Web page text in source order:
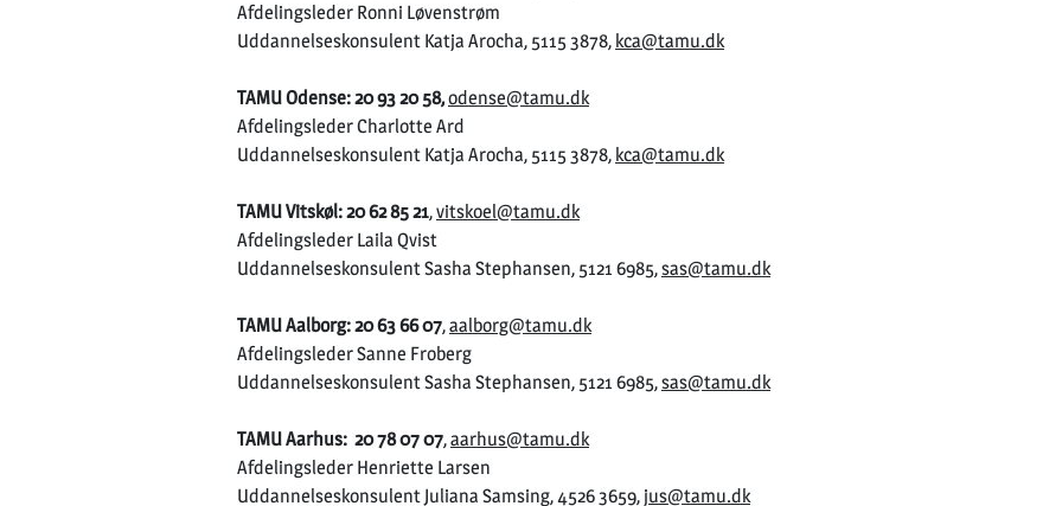
Afdelingsleder Ronni Løvenstrøm
Uddannelseskonsulent Katja Arocha, 5115 3878, kca@tamu.dk
TAMU Odense: 20 93 20 58,odense@tamu.dk
Afdelingsleder Charlotte Ard
Uddannelseskonsulent Katja Arocha, 5115 3878, kca@tamu.dk
TAMU Vitskøl: 20 62 85 21,vitskoel@tamu.dk
Afdelingsleder Laila Qvist
Uddannelseskonsulent Sasha Stephansen, 5121 6985,sas@tamu.dk
TAMU Aalborg: 20 63 66 07,aalborg@tamu.dk
Afdelingsleder Sanne Froberg
Uddannelseskonsulent Sasha Stephansen, 5121 6985,sas@tamu.dk
TAMU Aarhus: 20 78 07 07,aarhus@tamu.dk
Afdelingsleder Henriette Larsen
Uddannelseskonsulent Juliana Samsing, 4526 3659, jus@tamu.dk